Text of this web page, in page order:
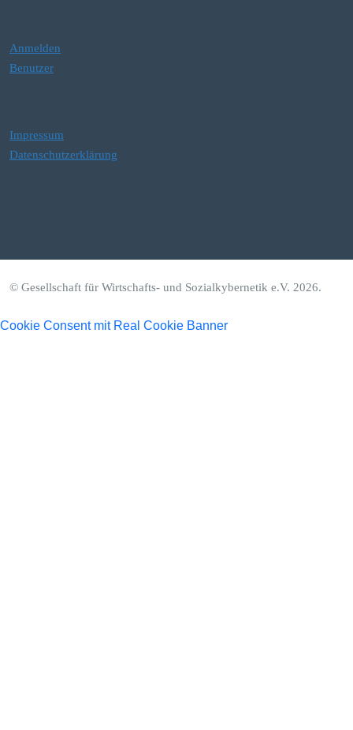
Anmelden
Benutzer
Impressum
Datenschutzerklärung
© Gesellschaft für Wirtschafts- und Sozialkybernetik e.V. 2026.
Cookie Consent mit Real Cookie Banner